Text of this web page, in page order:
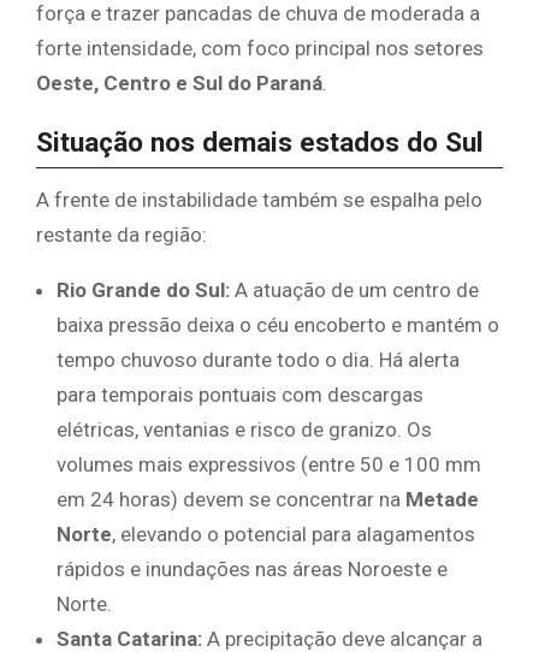
força e trazer pancadas de chuva de moderada a
forte intensidade, com foco principal nos setores
Oeste, Centro e Sul do Paraná.
​Situação nos demais estados do Sul
​A frente de instabilidade também se espalha pelo
restante da região:
Rio Grande do Sul: A atuação de um centro de
baixa pressão deixa o céu encoberto e mantém o
tempo chuvoso durante todo o dia. Há alerta
para temporais pontuais com descargas
elétricas, ventanias e risco de granizo. Os
volumes mais expressivos (entre 50 e 100 mm
em 24 horas) devem se concentrar na Metade
Norte, elevando o potencial para alagamentos
rápidos e inundações nas áreas Noroeste e
Norte.
Santa Catarina: A precipitação deve alcançar a